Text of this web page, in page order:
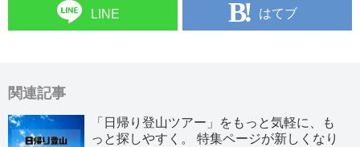
LINE はてブ
関連記事
「日帰り登山ツアー」をもっと気軽に、も
っと探しやすく。 特集ページが新しくなり